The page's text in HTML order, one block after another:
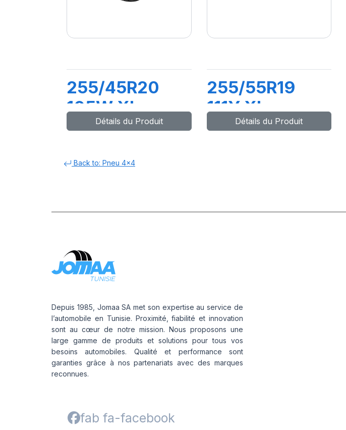
255/45R20
105W XL
COMPETUS
Détails du Produit
255/55R19
111Y XL
COMPETUS
Détails du Produit
Back to: Pneu 4x4
Depuis 1985, Jomaa SA met son expertise au service de
l’automobile en Tunisie. Proximité, fiabilité et innovation
sont au cœur de notre mission. Nous proposons une
large gamme de produits et solutions pour tous vos
besoins automobiles. Qualité et performance sont
garanties grâce à nos partenariats avec des marques
reconnues.
fab fa-facebook